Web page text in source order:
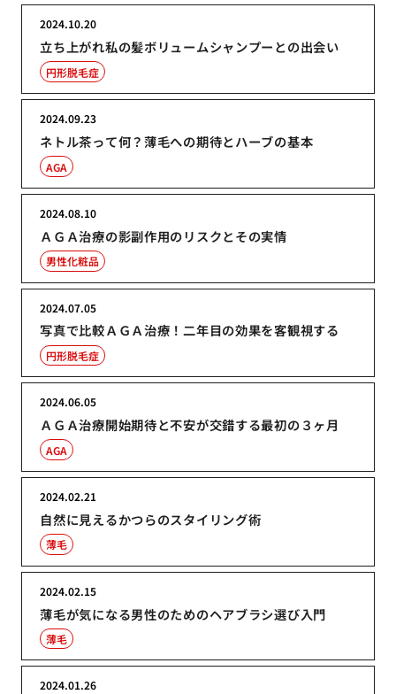
立ち上がれ私の髪ボリュームシャンプーとの出会い
2024.10.20
円形脱毛症
ネトル茶って何？薄毛への期待とハーブの基本
2024.09.23
AGA
ＡＧＡ治療の影副作用のリスクとその実情
2024.08.10
男性化粧品
写真で比較ＡＧＡ治療！二年目の効果を客観視する
2024.07.05
円形脱毛症
ＡＧＡ治療開始期待と不安が交錯する最初の３ヶ月
2024.06.05
AGA
自然に見えるかつらのスタイリング術
2024.02.21
薄毛
薄毛が気になる男性のためのヘアブラシ選び入門
2024.02.15
薄毛
2024.01.26